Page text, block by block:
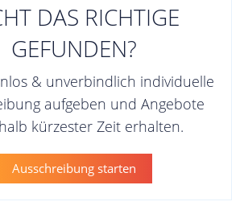
DAS RICHTIGE
GEFUNDEN?
& unverbindlich individuelle
aufgeben und Angebote
kürzester Zeit erhalten.
Ausschreibung starten